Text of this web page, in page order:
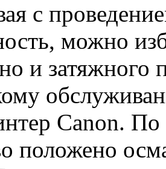
с
можно
и затяжного
Canon. По
положено